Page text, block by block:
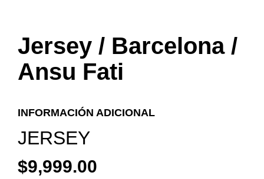
Jersey / Barcelona /
Ansu Fati
INFORMACIÓN ADICIONAL
JERSEY
$9,999.00